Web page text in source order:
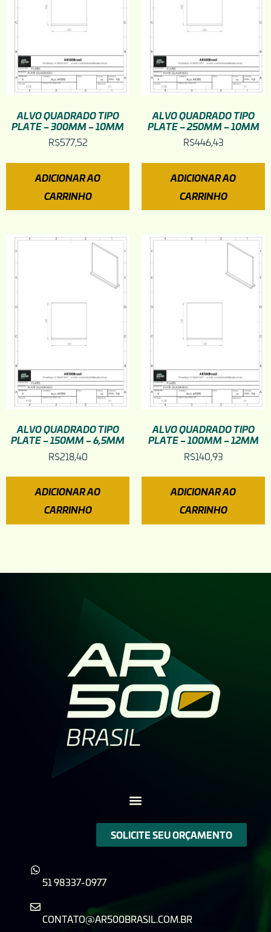
ALVO QUADRADO TIPO
PLATE – 300MM – 10MM
R$577,52
ADICIONAR AO
CARRINHO
ALVO QUADRADO TIPO
PLATE – 250MM – 10MM
R$446,43
ADICIONAR AO
CARRINHO
ALVO QUADRADO TIPO
PLATE – 150MM – 6,5MM
R$218,40
ADICIONAR AO
CARRINHO
ALVO QUADRADO TIPO
PLATE – 100MM – 12MM
R$140,93
ADICIONAR AO
CARRINHO
SOLICITE SEU ORÇAMENTO
51 98337-0977
CONTATO@AR500BRASIL.COM.BR